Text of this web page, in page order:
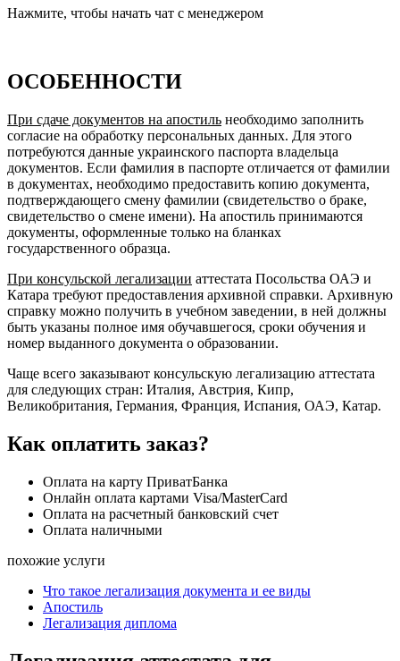
Нажмите, чтобы начать чат с менеджером
ОСОБЕННОСТИ
При сдаче документов на апостиль необходимо заполнить
согласие на обработку персональных данных. Для этого
потребуются данные украинского паспорта владельца
документов. Если фамилия в паспорте отличается от фамилии
в документах, необходимо предоставить копию документа,
подтверждающего смену фамилии (свидетельство о браке,
свидетельство о смене имени). На апостиль принимаются
документы, оформленные только на бланках
государственного образца.
При консульской легализации аттестата Посольства ОАЭ и
Катара требуют предоставления архивной справки. Архивную
справку можно получить в учебном заведении, в ней должны
быть указаны полное имя обучавшегося, сроки обучения и
номер выданного документа о образовании.
Чаще всего заказывают консульскую легализацию аттестата
для следующих стран: Италия, Австрия, Кипр,
Великобритания, Германия, Франция, Испания, ОАЭ, Катар.
Как оплатить заказ?
Оплата на карту ПриватБанка
Онлайн оплата картами Visa/MasterCard
Оплата на расчетный банковский счет
Оплата наличными
похожие услуги
Что такое легализация документа и ее виды
Апостиль
Легализация диплома